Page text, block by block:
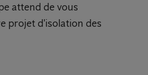
attend de vous
projet d'isolation des